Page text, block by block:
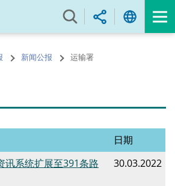
新闻公报 运输署
日期
讯系统扩展至391条路
30.03.2022